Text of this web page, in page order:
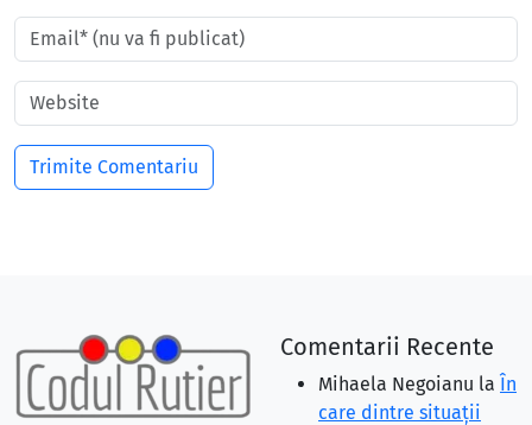
Comentarii Recente
Mihaela Negoianu la În
care dintre situaţii